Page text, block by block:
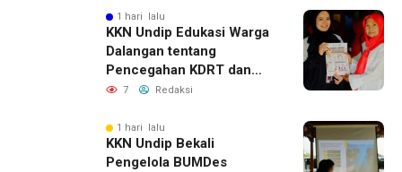
1 hari lalu
KKN Undip Edukasi Warga
Dalangan tentang
Pencegahan KDRT dan
Komunikasi Keluarga
7 Redaksi
1 hari lalu
KKN Undip Bekali
Pengelola BUMDes